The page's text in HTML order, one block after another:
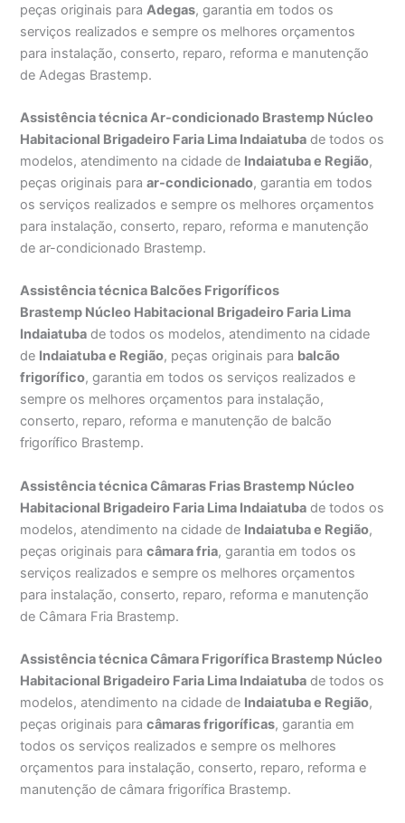
peças originais paraAdegas, garantia em todos os
serviços realizados e sempre os melhores orçamentos
para instalação, conserto, reparo, reforma e manutenção
de Adegas Brastemp.
Assistência técnica Ar-condicionado Brastemp Núcleo
Habitacional Brigadeiro Faria Lima Indaiatuba de todos os
modelos, atendimento na cidade de Indaiatuba e Região,
peças originais paraar-condicionado, garantia em todos
os serviços realizados e sempre os melhores orçamentos
para instalação, conserto, reparo, reforma e manutenção
de ar-condicionado Brastemp.
Assistência técnica Balcões Frigoríficos
Brastemp Núcleo Habitacional Brigadeiro Faria Lima
Indaiatuba de todos os modelos, atendimento na cidade
de Indaiatuba e Região, peças originais para balcão
frigorífico, garantia em todos os serviços realizados e
sempre os melhores orçamentos para instalação,
conserto, reparo, reforma e manutenção de balcão
frigorífico Brastemp.
Assistência técnica Câmaras Frias Brastemp Núcleo
Habitacional Brigadeiro Faria Lima Indaiatuba de todos os
modelos, atendimento na cidade de Indaiatuba e Região,
peças originais paracâmara fria, garantia em todos os
serviços realizados e sempre os melhores orçamentos
para instalação, conserto, reparo, reforma e manutenção
de Câmara Fria Brastemp.
Assistência técnica Câmara Frigorífica Brastemp Núcleo
Habitacional Brigadeiro Faria Lima Indaiatuba de todos os
modelos, atendimento na cidade de Indaiatuba e Região,
peças originais paracâmaras frigoríficas, garantia em
todos os serviços realizados e sempre os melhores
orçamentos para instalação, conserto, reparo, reforma e
manutenção de câmara frigorífica Brastemp.